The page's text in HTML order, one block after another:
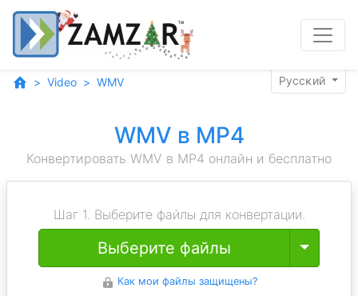
Video WMV Pyccĸий
WMV в MP4
Конвертировать WMV в MP4 онлайн и бесплатно
Шаг 1. Выберите файлы для конвертации.
Выберите файлы Toggle
Как мои файлы защищены?